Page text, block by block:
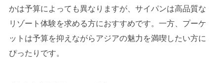
かは予算によっても異なりますが、サイパンは高品質な
リゾート体験を求める方におすすめです。一方、プーケ
ットは予算を抑えながらアジアの魅力を満喫したい方に
ぴったりです。